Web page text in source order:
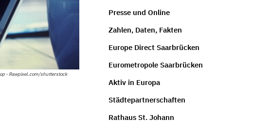
- Rawpixel.com/shutterstock
Presse und Online
Zahlen, Daten, Fakten
Europe Direct Saarbrücken
Eurometropole Saarbrücken
Aktiv in Europa
Städtepartnerschaften
Rathaus St. Johann